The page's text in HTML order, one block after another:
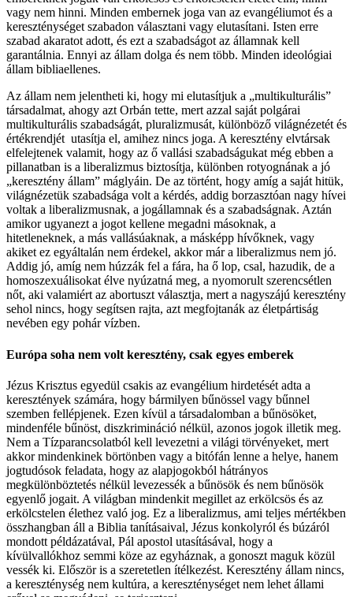
vagy nem hinni. Minden embernek joga van az evangéliumot és a
kereszténységet szabadon választani vagy elutasítani. Isten erre
szabad akaratot adott, és ezt a szabadságot az államnak kell
garantálnia. Ennyi az állam dolga és nem több. Minden ideológiai
állam bibliaellenes.
Az állam nem jelentheti ki, hogy mi elutasítjuk a „multikulturális”
társadalmat, ahogy azt Orbán tette, mert azzal saját polgárai
multikulturális szabadságát, pluralizmusát, különböző világnézetét és
értékrendjét utasítja el, amihez nincs joga. A keresztény elvtársak
elfelejtenek valamit, hogy az ő vallási szabadságukat még ebben a
pillanatban is a liberalizmus biztosítja, különben rotyognának a jó
„keresztény állam” máglyáin. De az történt, hogy amíg a saját hitük,
világnézetük szabadsága volt a kérdés, addig borzasztóan nagy hívei
voltak a liberalizmusnak, a jogállamnak és a szabadságnak. Aztán
amikor ugyanezt a jogot kellene megadni másoknak, a
hitetleneknek, a más vallásúaknak, a másképp hívőknek, vagy
akiket ez egyáltalán nem érdekel, akkor már a liberalizmus nem jó.
Addig jó, amíg nem húzzák fel a fára, ha ő lop, csal, hazudik, de a
homoszexuálisokat élve nyúzatná meg, a nyomorult szerencsétlen
nőt, aki valamiért az abortuszt választja, mert a nagyszájú keresztény
sehol nincs, hogy segítsen rajta, azt megfojtanák az életpártiság
nevében egy pohár vízben.
Európa soha nem volt keresztény, csak egyes emberek
Jézus Krisztus egyedül csakis az evangélium hirdetését adta a
keresztények számára, hogy bármilyen bűnössel vagy bűnnel
szemben fellépjenek. Ezen kívül a társadalomban a bűnösöket,
mindenféle bűnöst, diszkrimináció nélkül, azonos jogok illetik meg.
Nem a Tízparancsolatból kell levezetni a világi törvényeket, mert
akkor mindenkinek börtönben vagy a bitófán lenne a helye, hanem
jogtudósok feladata, hogy az alapjogokból hátrányos
megkülönböztetés nélkül levezessék a bűnösök és nem bűnösök
egyenlő jogait. A világban mindenkit megillet az erkölcsös és az
erkölcstelen élethez való jog. Ez a liberalizmus, ami teljes mértékben
összhangban áll a Biblia tanításaival, Jézus konkolyról és búzáról
mondott példázatával, Pál apostol utasításával, hogy a
kívülvallókhoz semmi köze az egyháznak, a gonoszt maguk közül
vessék ki. Először is a szeretetlen ítélkezést. Keresztény állam nincs,
a kereszténység nem kultúra, a kereszténységet nem lehet állami